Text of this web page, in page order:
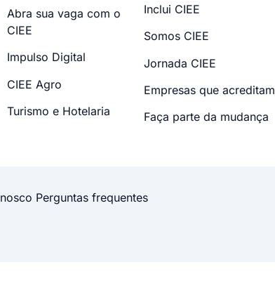
Abra sua vaga com o
CIEE
Impulso Digital
CIEE Agro
Turismo e Hotelaria
Inclui CIEE
Somos CIEE
Jornada CIEE
Empresas que acreditam
Faça parte da mudança
Perguntas frequentes